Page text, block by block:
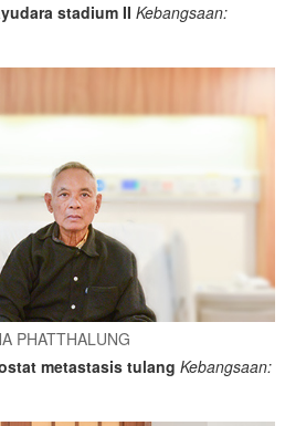
stadium II Kebangsaan:
PHATTHALUNG
metastasis tulang Kebangsaan: